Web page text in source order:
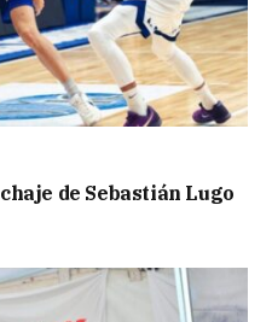
de Sebastián Lugo